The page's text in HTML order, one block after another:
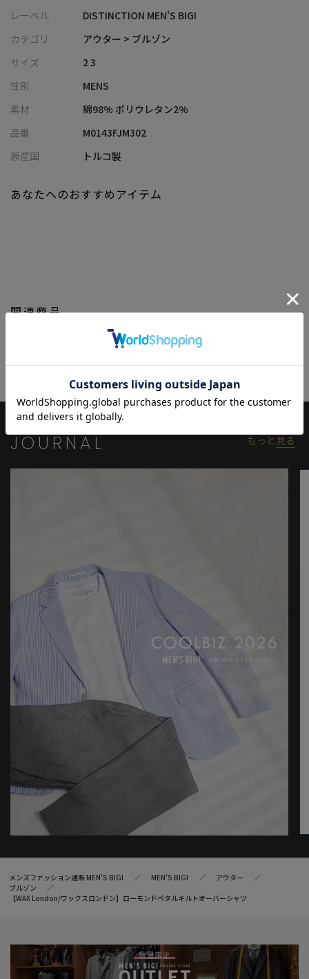
【デザイン/素材】
フラワーモチーフのキルティングがエレガントさと暖かさを両
フロントにはフラップポケット、サイドにはシームポケットを配
置し、実用性も考慮されたデザインです。
シンプルながらもディテールにこだわったモダンな印象を与えま
【シルエット】
レイヤードスタイルにも適しており、カジュアルな装いにもマッ
ても着用いただけます。
【WAX London】
2015年に誕生したロンドン拠点のブランド。
クラシックな型をベースに、画期的な生地・テクスチャー・パタ
ーン・プリントを用いることで、洗練されたアイテムに仕上げて
います。世界中の才能ある職人と英国の伝統が交わり、日常を豊か
にする個性的でタイムレスな服を生み出しています。
個体差が生じる場合がございます。
レーベル
DISTINCTION MEN'S BIGI
カテゴリ
アウター > ブルゾン
サイズ
2 3
性別
MENS
素材
綿98% ポリウレタン2%
品番
M0143FJM302
原産国
トルコ製
関連商品
あなたへのおすすめアイテム
JOURNAL もっと 見る
メンズファッション通販 MEN'S BIGI MEN’S BIGI
アウター
ブルゾン
【WAX London/ワックスロンドン】ローモンドペタルキルトオーバーシャツ